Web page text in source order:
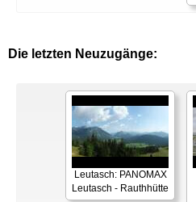
Die letzten Neuzugänge:
Leutasch: PANOMAX
Leutasch - Rauthhütte